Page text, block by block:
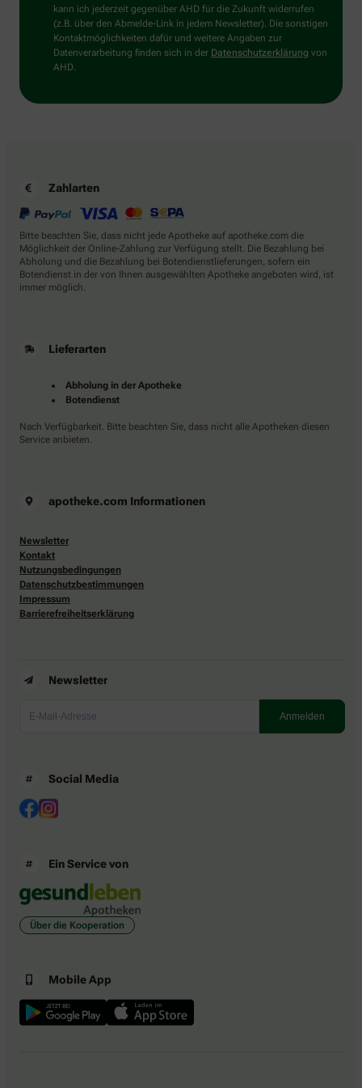
bitte
den
Baum.
kann ich jederzeit gegenüber AHD für die Zukunft widerrufen
(z.B. über den Abmelde-Link in jedem Newsletter). Die sonstigen
Kontaktmöglichkeiten dafür und weitere Angaben zur
Datenverarbeitung finden sich in der Datenschutzerklärung von
AHD.
Zahlarten
Bitte beachten Sie, dass nicht jede Apotheke auf apotheke.com die
Möglichkeit der Online-Zahlung zur Verfügung stellt. Die Bezahlung bei
Abholung und die Bezahlung bei Botendienstlieferungen, sofern ein
Botendienst in der von Ihnen ausgewählten Apotheke angeboten wird, ist
immer möglich.
Lieferarten
Abholung in der Apotheke
Botendienst
Nach Verfügbarkeit. Bitte beachten Sie, dass nicht alle Apotheken diesen
Service anbieten.
apotheke.com Informationen
Newsletter
Kontakt
Nutzungsbedingungen
Datenschutzbestimmungen
Impressum
Barrierefreiheitserklärung
Newsletter
Social Media
Ein Service von
Über die Kooperation
Mobile App